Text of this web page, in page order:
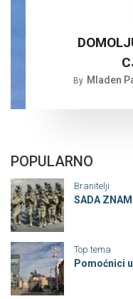
By Mladen
POPULARNO
Branitelji
SADA
Top tema
Pomoćnici